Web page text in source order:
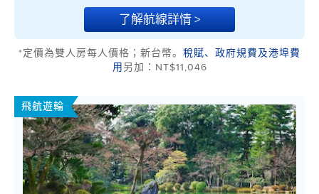
了解航線詳情 >
*定價為雙人房每人價格；新台幣。 稅賦、政府規費及港埠費
用 另加：NT$11,046
飛航遊輪